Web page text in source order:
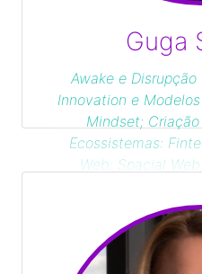
Guga
Awake e
Innovation e
Mindset;
Ecossistemas:
Web; Spacial